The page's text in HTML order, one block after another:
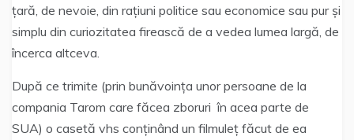
țară, de nevoie, din rațiuni politice sau economice sau pur și
simplu din curiozitatea firească de a vedea lumea largă, de
încerca altceva.
După ce trimite (prin bunăvoința unor persoane de la
compania Tarom care făcea zboruri în acea parte de
SUA) o casetă vhs conținând un filmuleț făcut de ea